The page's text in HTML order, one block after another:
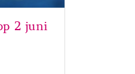
2 juni